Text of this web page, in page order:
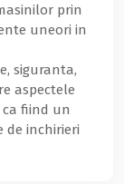
prin
uneori in
siguranta,
aspectele
fiind un
de inchirieri